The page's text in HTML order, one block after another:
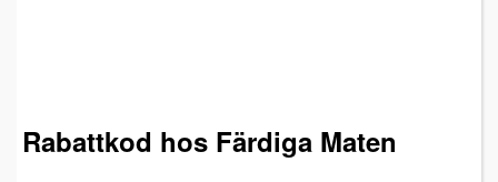
Rabattkod hos Färdiga Maten